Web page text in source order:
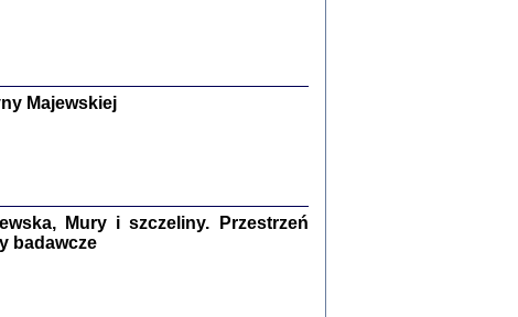
Barbara Engelking, Jan Grabowski
Adler, oprac. i wstępem opatrzyłaMarta Janczewska
2018
Majewskiej
Mury i szczeliny. Przestrzeń
badawcze